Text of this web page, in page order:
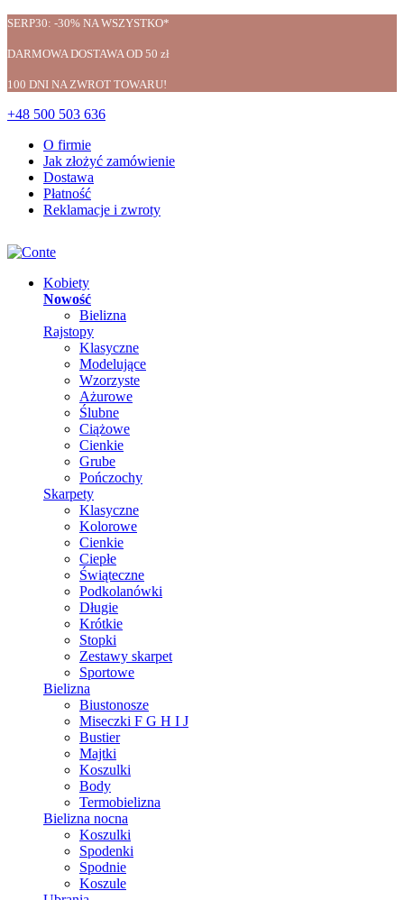
SERP30: -30% NA WSZYSTKO*
DARMOWA DOSTAWA OD 50 zł
100 DNI NA ZWROT TOWARU!
+48 500 503 636
O firmie
Jak złożyć zamówienie
Dostawa
Płatność
Reklamacje i zwroty
Kobiety
Nowość
Bielizna
Rajstopy
Klasyczne
Modelujące
Wzorzyste
Ażurowe
Ślubne
Ciążowe
Cienkie
Grube
Pończochy
Skarpety
Klasyczne
Kolorowe
Cienkie
Ciepłe
Świąteczne
Podkolanówki
Długie
Krótkie
Stopki
Zestawy skarpet
Sportowe
Bielizna
Biustonosze
Miseczki F G H I J
Bustier
Majtki
Koszulki
Body
Termobielizna
Bielizna nocna
Koszulki
Spodenki
Spodnie
Koszule